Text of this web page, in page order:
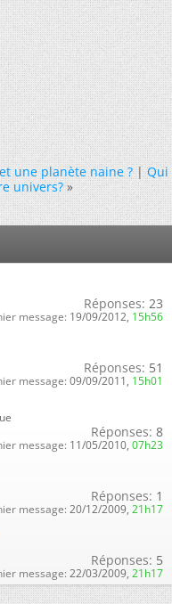
une planète naine ?|Qui
univers? »
Réponses: 23
message: 19/09/2012, 15h56
Réponses: 51
message: 09/09/2011, 15h01
Réponses: 8
message: 11/05/2010, 07h23
Réponses: 1
message: 20/12/2009, 21h17
Réponses: 5
message: 22/03/2009, 21h17